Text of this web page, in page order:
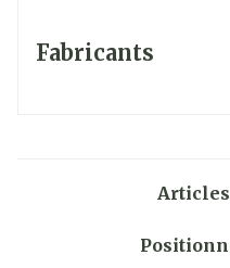
Fabricants
Articles
Trier par: